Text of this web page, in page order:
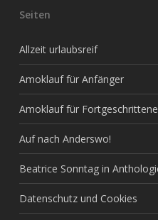
Seiten
Allzeit urlaubsreif
Amoklauf für Anfänger
Amoklauf für Fortgeschrittene
Auf nach Anderswo!
Beatrice Sonntag in
Datenschutz und Cookies